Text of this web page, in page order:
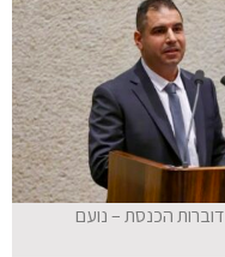
דוברות הכנסת – נועם